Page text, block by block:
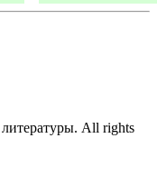
All rights